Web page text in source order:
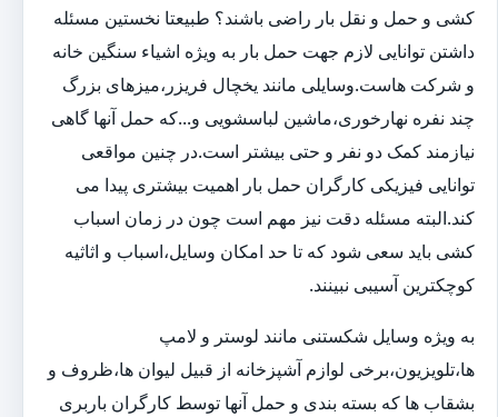
کشی و حمل و نقل بار راضی باشند؟ طبیعتا نخستین مسئله
داشتن توانایی لازم جهت حمل بار به ویژه اشیاء سنگین خانه
و شرکت هاست.وسایلی مانند یخچال فریزر،میزهای بزرگ
چند نفره نهارخوری،ماشین لباسشویی و...که حمل آنها گاهی
نیازمند کمک دو نفر و حتی بیشتر است.در چنین مواقعی
توانایی فیزیکی کارگران حمل بار اهمیت بیشتری پیدا می
کند.البته مسئله دقت نیز مهم است چون در زمان اسباب
کشی باید سعی شود که تا حد امکان وسایل،اسباب و اثاثیه
کوچکترین آسیبی نبینند.
به ویژه وسایل شکستنی مانند لوستر و لامپ
ها،تلویزیون،برخی لوازم آشپزخانه از قبیل لیوان ها،ظروف و
بشقاب ها که بسته بندی و حمل آنها توسط کارگران باربری